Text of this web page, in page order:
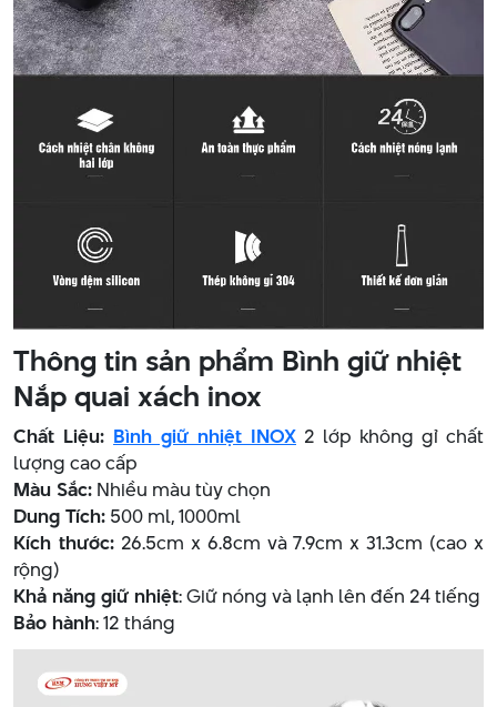
Thông tin sản phẩm Bình giữ nhiệt
Nắp quai xách inox
Chất Liệu: Bình giữ nhiệt INOX 2 lớp không gỉ chất
lượng cao cấp
Màu Sắc: Nhiều màu tùy chọn
Dung Tích: 500 ml, 1000ml
Kích thước:26.5cm x 6.8cm và 7.9cm x 31.3cm (cao x
rộng)
Khả năng giữ nhiệt: Giữ nóng và lạnh lên đến 24 tiếng
Bảo hành: 12 tháng